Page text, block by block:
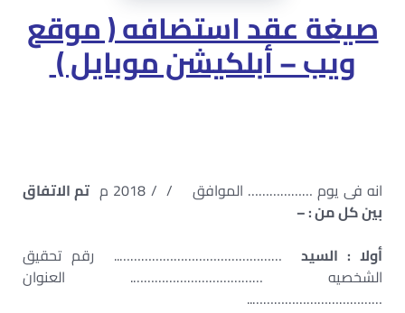
صيغة عقد استضافه ( موقع
ويب – أبلكيشن موبايل )
انه فى يوم ……………… الموافق / / 2018 م
تم الاتفاق
بين كل من : –
أولا : السيد……………………………………….. رقم تحقيق
الشخصيه ………………………………. العنوان
………………………………..